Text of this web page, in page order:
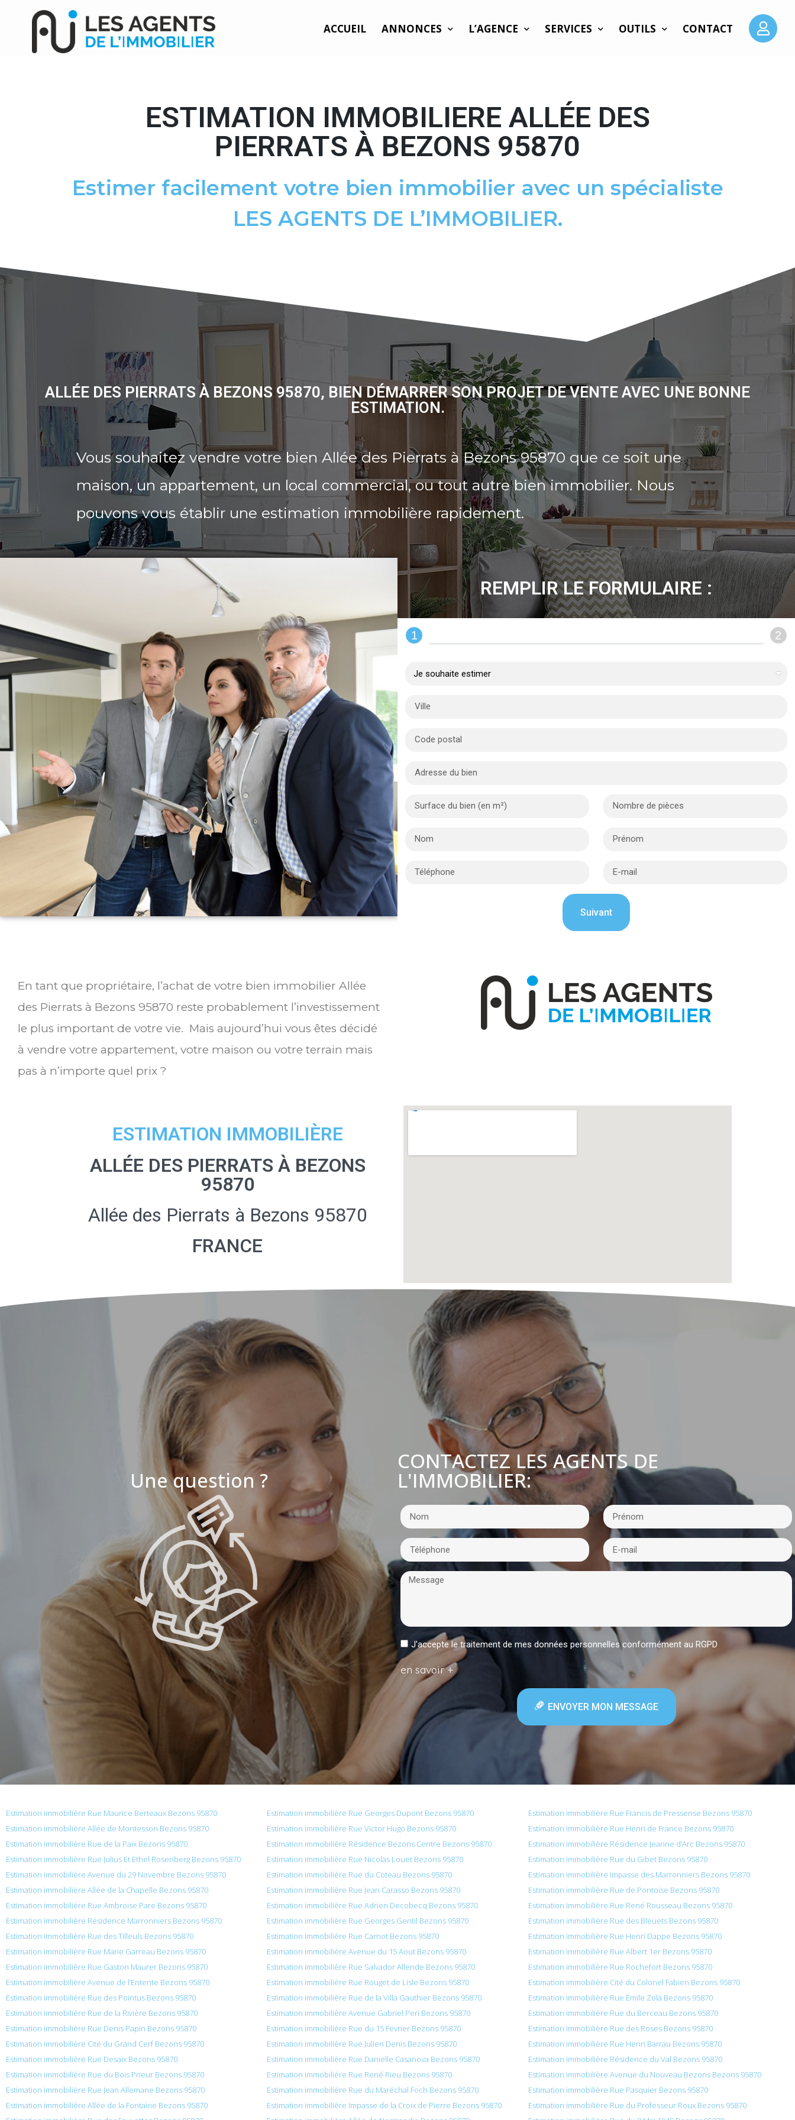
ACCUEIL ANNONCES L’AGENCE SERVICES OUTILS CONTACT
ESTIMATION IMMOBILIERE ALLÉE DES
PIERRATS À BEZONS 95870
Estimer facilement votre bien immobilier avec un spécialiste
LES AGENTS DE L’IMMOBILIER.
ALLÉE DES PIERRATS À BEZONS 95870, BIEN DÉMARRER SON PROJET DE VENTE AVEC UNE BONNE
ESTIMATION.
Vous souhaitez vendre votre bien Allée des Pierrats à Bezons 95870 que ce soit une
maison, un appartement, un local commercial, ou tout autre bien immobilier. Nous
pouvons vous établir une estimation immobilière rapidement.
REMPLIR LE FORMULAIRE :
1 2
En tant que propriétaire, l’achat de votre bien immobilier Allée
des Pierrats à Bezons 95870 reste probablement l’investissement
le plus important de votre vie. Mais aujourd’hui vous êtes décidé
à vendre votre appartement, votre maison ou votre terrain mais
pas à n’importe quel prix ?
ESTIMATION IMMOBILIÈRE
ALLÉE DES PIERRATS À BEZONS
95870
Allée des Pierrats à Bezons 95870
FRANCE
Une question ?
CONTACTEZ LES AGENTS DE
L'IMMOBILIER:
J'accepte le traitement de mes données personnelles conformément au RGPD
en savoir +
ENVOYER MON MESSAGE
Estimation immobilière Rue Maurice Berteaux Bezons 95870 Estimation immobilière Rue Georges Dupont Bezons 95870
Estimation immobilière Rue Francis de Pressense Bezons 95870
Estimation immobilière Allée de Montesson Bezons 95870
Estimation immobilière Rue Victor Hugo Bezons 95870
Estimation immobilière Rue Henri de France Bezons 95870
Estimation immobilière Rue de la Paix Bezons 95870
Estimation immobilière Résidence Bezons Centre Bezons 95870
Estimation immobilière Résidence Jeanne d’Arc Bezons 95870
Estimation immobilière Rue Julius Et Ethel Rosenberg Bezons 95870
Estimation immobilière Rue Nicolas Louet Bezons 95870
Estimation immobilière Rue du Gibet Bezons 95870
Estimation immobilière Avenue du 29 Novembre Bezons 95870
Estimation immobilière Rue du Coteau Bezons 95870
Estimation immobilière Impasse des Marronniers Bezons 95870
Estimation immobilière Allée de la Chapelle Bezons 95870
Estimation immobilière Rue Jean Carasso Bezons 95870
Estimation immobilière Rue de Pontoise Bezons 95870
Estimation immobilière Rue Ambroise Pare Bezons 95870
Estimation immobilière Rue Adrien Decobecq Bezons 95870
Estimation immobilière Rue René Rousseau Bezons 95870
Estimation immobilière Résidence Marronniers Bezons 95870
Estimation immobilière Rue Georges Gentil Bezons 95870
Estimation immobilière Rue des Bleuets Bezons 95870
Estimation immobilière Rue des Tilleuls Bezons 95870
Estimation immobilière Rue Carnot Bezons 95870
Estimation immobilière Rue Henri Dappe Bezons 95870
Estimation immobilière Rue Marie Garreau Bezons 95870
Estimation immobilière Avenue du 15 Aout Bezons 95870
Estimation immobilière Rue Albert 1er Bezons 95870
Estimation immobilière Rue Gaston Maurer Bezons 95870
Estimation immobilière Rue Salvador Allende Bezons 95870
Estimation immobilière Rue Rochefort Bezons 95870
Estimation immobilière Avenue de l’Entente Bezons 95870
Estimation immobilière Rue Rouget de Lisle Bezons 95870
Estimation immobilière Cité du Colonel Fabien Bezons 95870
Estimation immobilière Rue des Pointus Bezons 95870
Estimation immobilière Rue de la Villa Gauthier Bezons 95870
Estimation immobilière Rue Émile Zola Bezons 95870
Estimation immobilière Rue de la Rivière Bezons 95870
Estimation immobilière Avenue Gabriel Peri Bezons 95870
Estimation immobilière Rue du Berceau Bezons 95870
Estimation immobilière Rue Denis Papin Bezons 95870
Estimation immobilière Rue du 15 Fevrier Bezons 95870
Estimation immobilière Rue des Roses Bezons 95870
Estimation immobilière Cité du Grand Cerf Bezons 95870
Estimation immobilière Rue Julien Denis Bezons 95870
Estimation immobilière Rue Henri Barrau Bezons 95870
Estimation immobilière Rue Desaix Bezons 95870
Estimation immobilière Rue Danielle Casanova Bezons 95870
Estimation immobilière Résidence du Val Bezons 95870
Estimation immobilière Rue du Bois Prieur Bezons 95870
Estimation immobilière Rue René Rieu Bezons 95870
Estimation immobilière Avenue du Nouveau Bezons Bezons 95870
Estimation immobilière Rue Jean Allemane Bezons 95870
Estimation immobilière Rue du Maréchal Foch Bezons 95870
Estimation immobilière Rue Pasquier Bezons 95870
Estimation immobilière Allée de la Fontaine Bezons 95870
Estimation immobilière Impasse de la Croix de Pierre Bezons 95870
Estimation immobilière Rue du Professeur Roux Bezons 95870